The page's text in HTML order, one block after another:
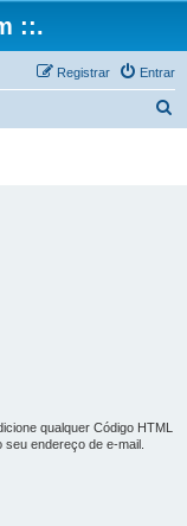
::.
Entrar
Registrar
qualquer Código HTML
endereço de e-mail.